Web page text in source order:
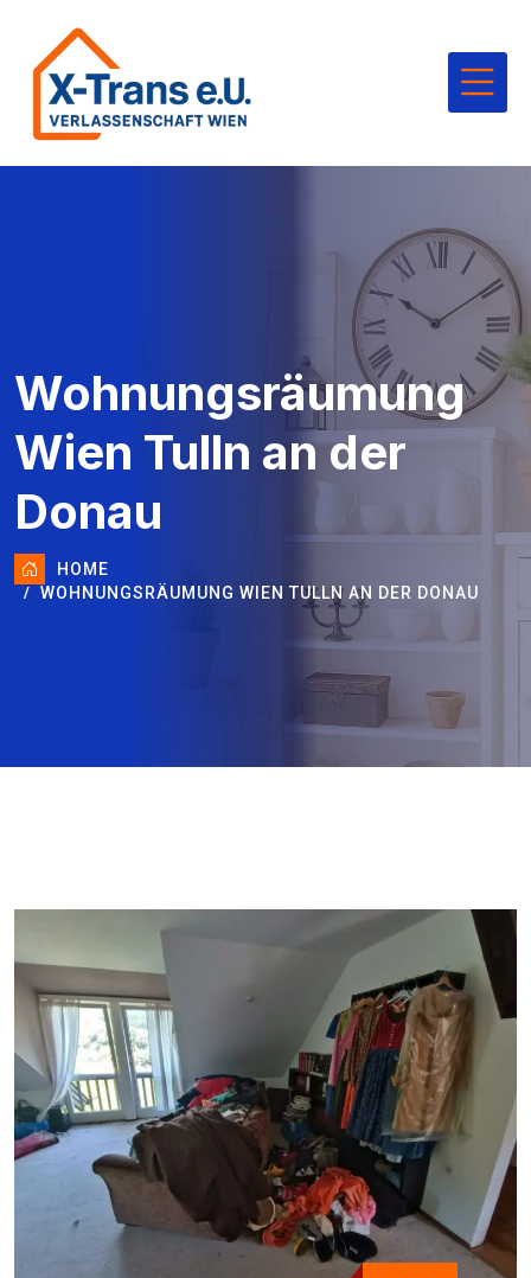
Wohnungsräumung
Wien Tulln an der
Donau
HOME
WOHNUNGSRÄUMUNG WIEN TULLN AN DER DONAU